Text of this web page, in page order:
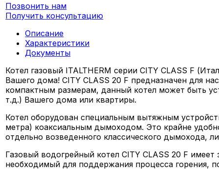
Позвонить нам
Получить консультацию
Описание
Характеристики
Документы
Котел газовый ITALTHERM серии CITY CLASS F
Вашего дома! CITY CLASS 20 F предназначен для
компактным размерам, данный котел может быть
т.д.) Вашего дома или квартиры.
Котел оборудован специальным вытяжным
метра) коаксиальным дымоходом. Это крайне
отдельно возведенного классического дымохода,
Газовый водогрейный котел CITY CLASS 20 F
необходимый для поддержания процесса горения,